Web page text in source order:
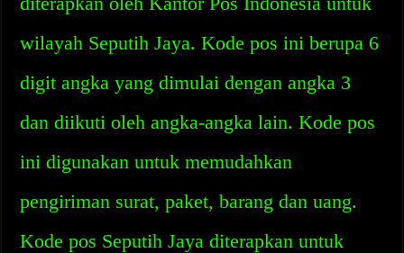
wilayah Seputih Jaya. Kode pos ini berupa 6
digit angka yang dimulai dengan angka 3
dan diikuti oleh angka-angka lain. Kode pos
ini digunakan untuk memudahkan
pengiriman surat, paket, barang dan uang.
Kode pos Seputih Jaya diterapkan untuk